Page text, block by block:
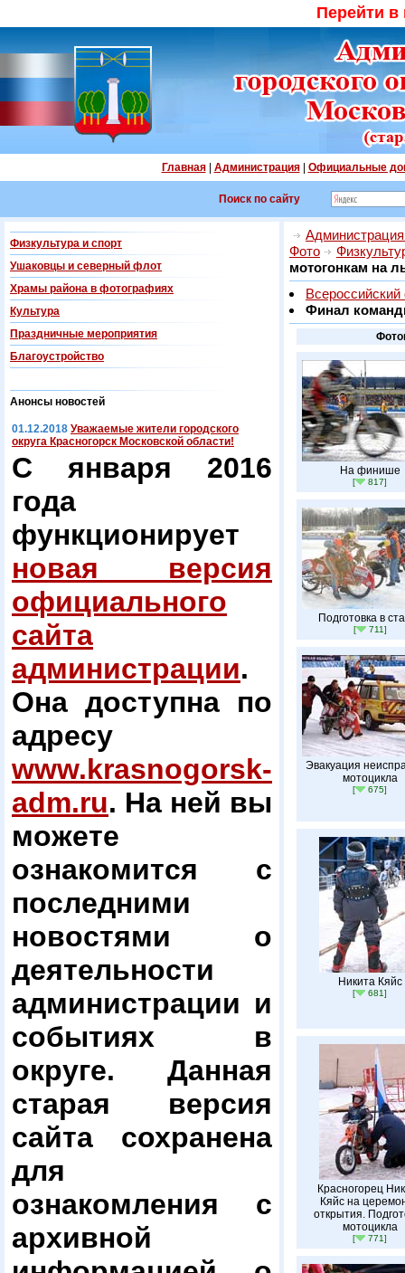
Перейти
Главная| Администрация| Официальные
Поиск по сайту
Физкультура и спорт
Ушаковцы и северный флот
Храмы района в фотографиях
Культура
Праздничные мероприятия
Благоустройство
Анонсы новостей
01.12.2018 Уважаемые жители городского
округа Красногорск Московской области!
С января 2016
года
функционирует
новая версия
официального
сайта
администрации.
Она доступна по
адресу
www.krasnogorsk-
adm.ru. На ней вы
можете
ознакомится с
последними
новостями о
деятельности
администрации и
событиях в
округе. Данная
старая версия
сайта сохранена
для
ознакомления с
архивной
Администрация
Фото
мотогонкам на
Финал
На финише
[ 817]
Подготовка в
[ 711]
Эвакуация
мотоцикла
[ 675]
Никита Кяйс
[ 681]
Красногорец
Кяйс на
открытия.
мотоцикла
[ 771]